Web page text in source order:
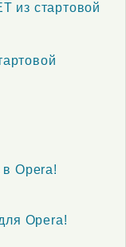
из стартовой
Opera!
Opera!